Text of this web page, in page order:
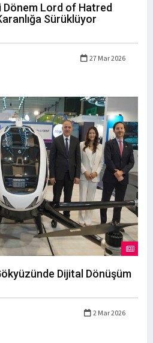
Dönem Lord of Hatred
Sürüklüyor
27 Mar 2026
Dijital Dönüşüm
2 Mar 2026